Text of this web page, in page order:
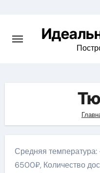
content
Средняя температура:
6500₽, Количество